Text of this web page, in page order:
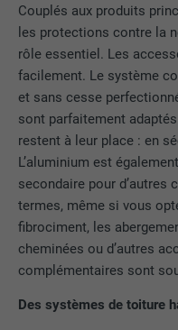
Couplés aux produits
les protections contre la
rôle essentiel. Les
facilement. Le système
et sans cesse
sont parfaitement
restent à leur place : en
L’aluminium est
secondaire pour d’autres
termes, même si vous
fibrociment, les
cheminées ou d’autres
complémentaires sont
Des systèmes de toiture
FOURNISSEUR
EXPIRATION 1 an
UTILITÉ
Ce
peut
NOM li_gc
FOURNISSEUR
EXPIRATION 2 ans